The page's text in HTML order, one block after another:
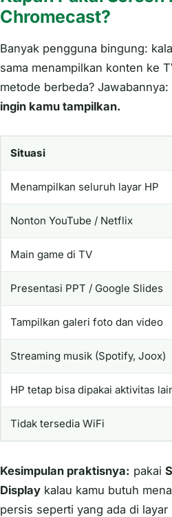
Chromecast?
Banyak pengguna bingung:
sama menampilkan konten ke
metode berbeda? Jawabannya:
ingin kamu tampilkan.
Situasi
Menampilkan seluruh layar HP
Nonton YouTube / Netflix
Main game di TV
Presentasi PPT / Google Slides
Tampilkan galeri foto dan video
Streaming musik (Spotify, Joox)
HP tetap bisa dipakai aktivitas
Tidak tersedia WiFi
Kesimpulan praktisnya: pakai
Display kalau kamu butuh
persis seperti yang ada di layar